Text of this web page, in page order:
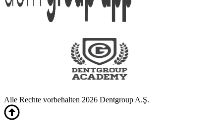
Alle Rechte vorbehalten 2026 Dentgroup A.Ş.